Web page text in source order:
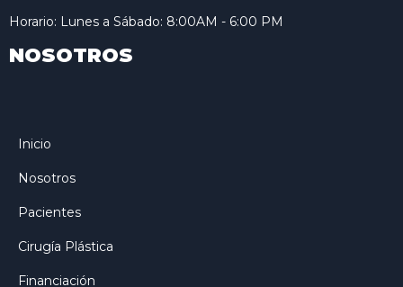
Horario: Lunes a Sábado: 8:00AM - 6:00 PM
NOSOTROS
Inicio
Nosotros
Pacientes
Cirugía Plástica
Financiación